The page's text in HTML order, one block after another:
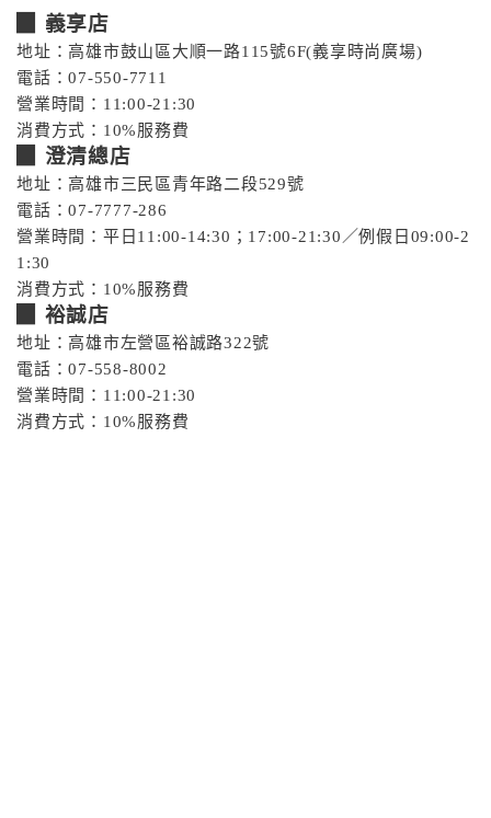
▉ 義享店
地址：高雄市鼓山區大順一路115號6F(義享時尚廣場)
電話：07-550-7711
營業時間：11:00-21:30
消費方式：10%服務費
▉ 澄清總店
地址：高雄市三民區青年路二段529號
電話：07-7777-286
營業時間：平日11:00-14:30；17:00-21:30／例假日09:00-2
1:30
消費方式：10%服務費
▉ 裕誠店
地址：高雄市左營區裕誠路322號
電話：07-558-8002
營業時間：11:00-21:30
消費方式：10%服務費